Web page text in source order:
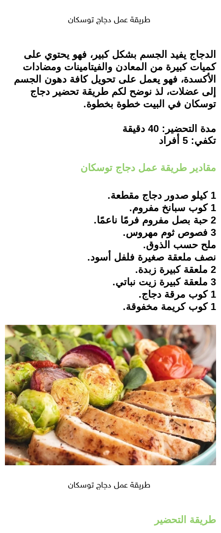
طريقة عمل دجاج توسكان
الدجاج يفيد الجسم بشكل كبير، فهو يحتوي على
كميات كبيرة من المعادن والفيتامينات ومضادات
الأكسدة، فهو يعمل على تحويل كافة دهون الجسم
إلى عضلات، لذ نوضح لكم طريقة تحضير دجاج
توسكان في البيت خطوة بخطوة.
مدة التحضير: 40 دقيقة
تكفي: 5 أفراد
مقادير طريقة عمل دجاج توسكان
1 كيلو صدور دجاج مقطعة.
1 كوب سبانخ مفروم.
2 حبة بصل مفروم فرمًا ناعمًا.
3 فصوص ثوم مهروس.
ملح حسب الذوق.
نصف ملعقة صغيرة فلفل أسود.
2 ملعقة كبيرة زبدة.
3 ملعقة كبيرة زيت نباتي.
1 كوب مرقة دجاج.
1 كوب كريمة مخفوقة.
طريقة عمل دجاج توسكان
طريقة التحضير